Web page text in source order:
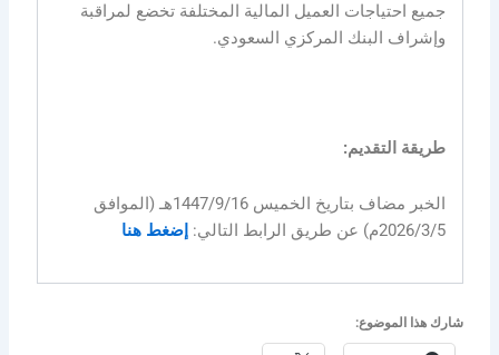
جميع احتياجات العميل المالية المختلفة تخضع لمراقبة
وإشراف البنك المركزي السعودي.
طريقة التقديم:
الخبر مضاف بتاريخ الخميس 1447/9/16هـ (الموافق
2026/3/5م) عن طريق الرابط التالي:
إضغط هنا
شارك هذا الموضوع: